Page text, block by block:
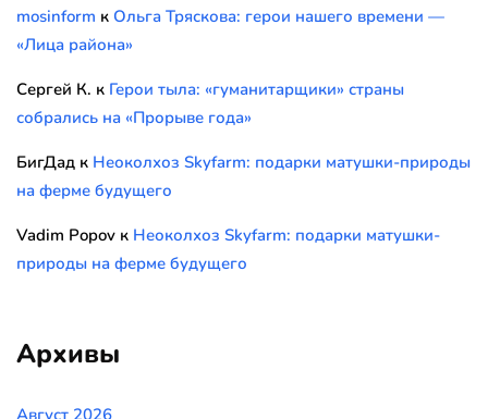
mosinform к Ольга Тряскова: герои нашего времени —
«Лица района»
Сергей К. к Герои тыла: «гуманитарщики» страны
собрались на «Прорыве года»
БигДад к Неоколхоз Skyfarm: подарки матушки-природы
на ферме будущего
Vadim Popov к Неоколхоз Skyfarm: подарки матушки-
природы на ферме будущего
Архивы